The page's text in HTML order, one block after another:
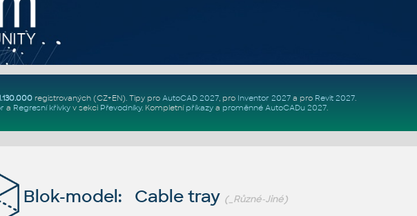
registrovaných (CZ+EN). Tipy pro AutoCAD 2027, pro Inventor 2027a pro Revit 2027.
a Regresní křivkyv sekci Převodníky. Kompletní příkazya proměnné AutoCADu 2027.
Blok-model: Cable tray (_Různé-Jiné)